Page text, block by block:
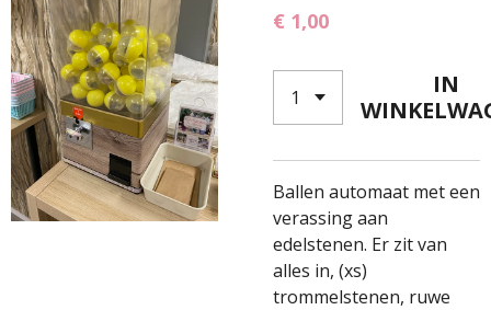
€ 1,00
IN
Ballen automaat met een
verassing aan
edelstenen. Er zit van
alles in, (xs)
trommelstenen, ruwe